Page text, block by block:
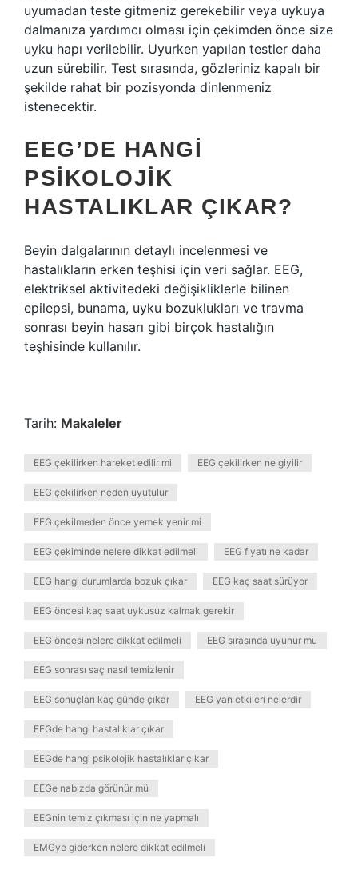
uyumadan teste gitmeniz gerekebilir veya uykuya
dalmanıza yardımcı olması için çekimden önce size
uyku hapı verilebilir. Uyurken yapılan testler daha
uzun sürebilir. Test sırasında, gözleriniz kapalı bir
şekilde rahat bir pozisyonda dinlenmeniz
istenecektir.
EEG’DE HANGI
PSIKOLOJIK
HASTALIKLAR ÇIKAR?
Beyin dalgalarının detaylı incelenmesi ve
hastalıkların erken teşhisi için veri sağlar. EEG,
elektriksel aktivitedeki değişikliklerle bilinen
epilepsi, bunama, uyku bozuklukları ve travma
sonrası beyin hasarı gibi birçok hastalığın
teşhisinde kullanılır.
Tarih: Makaleler
EEG çekilirken hareket edilir mi EEG çekilirken ne giyilir
EEG çekilirken neden uyutulur
EEG çekilmeden önce yemek yenir mi
EEG çekiminde nelere dikkat edilmeli EEG fiyatı ne kadar
EEG hangi durumlarda bozuk çıkar EEG kaç saat sürüyor
EEG öncesi kaç saat uykusuz kalmak gerekir
EEG öncesi nelere dikkat edilmeli EEG sırasında uyunur mu
EEG sonrası saç nasıl temizlenir
EEG sonuçları kaç günde çıkar EEG yan etkileri nelerdir
EEGde hangi hastalıklar çıkar
EEGde hangi psikolojik hastalıklar çıkar
EEGe nabızda görünür mü
EEGnin temiz çıkması için ne yapmalı
EMGye giderken nelere dikkat edilmeli